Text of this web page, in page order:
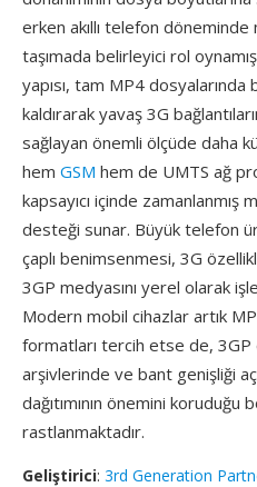
erken akıllı telefon
taşımada belirleyici rol
yapısı, tam MP4
kaldırarak yavaş 3G
sağlayan önemli ölçüde daha
hem GSM hem de UMTS ağ
kapsayıcı içinde
desteği sunar. Büyük telefon
çaplı benimsenmesi, 3G
3GP medyasını yerel olarak
Modern mobil cihazlar artık
formatları tercih etse de, 3GP
arşivlerinde ve bant genişliği
dağıtımının önemini koruduğu
rastlanmaktadır.
Geliştirici: 3rd Generation